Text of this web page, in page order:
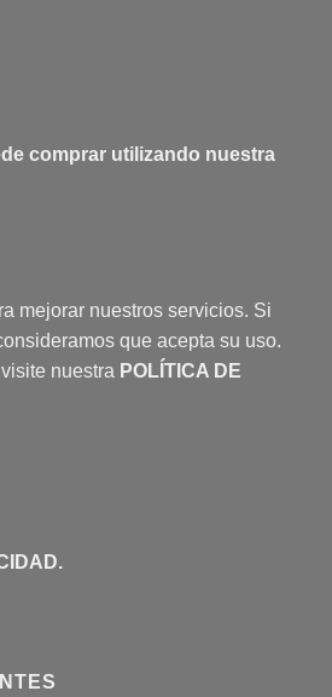
comprar utilizando nuestra
mejorar nuestros servicios. Si
que acepta su uso.
nuestra POLÍTICA DE
.